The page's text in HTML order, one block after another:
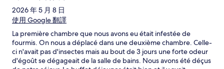
2026 年 5 月 8 日
使用 Google 翻譯
La première chambre que nous avons eu était infestée de
fourmis. On nous a déplacé dans une deuxième chambre. Celle-
ci n'avait pas d'insectes mais au bout de 3 jours une forte odeur
d'égoût se dégageait de la salle de bains. Nous avons été déçus